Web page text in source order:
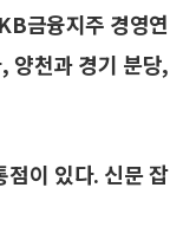
금융지주 경영연
양천과 경기 분당,
점이 있다. 신문 잡